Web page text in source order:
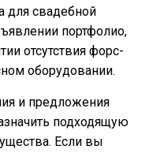
для свадебной
портфолио,
отсутствия форс-
оборудовании.
и предложения
подходящую
Если вы